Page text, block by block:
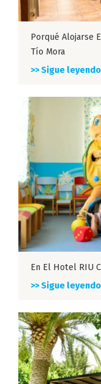
Porqué Alojarse
Tío Mora
>> Sigue leyendo
En El Hotel RIU
>> Sigue leyendo